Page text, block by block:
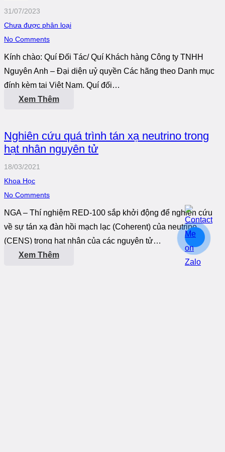
31/07/2023
Chưa được phân loại
No Comments
Kính chào: Quí Đối Tác/ Quí Khách hàng Công ty TNHH
Nguyên Anh – Đại diện uỷ quyền Các hãng theo Danh mục
đính kèm tại Việt Nam. Quí đối…
Xem Thêm
Nghiên cứu quá trình tán xạ neutrino trong
hạt nhân nguyên tử
18/03/2021
Khoa Học
No Comments
NGA – Thí nghiệm RED-100 sắp khởi động để nghiên cứu
về sự tán xạ đàn hồi mạch lạc (Coherent) của neutrino
(CENS) trong hạt nhân của các nguyên tử…
Xem Thêm